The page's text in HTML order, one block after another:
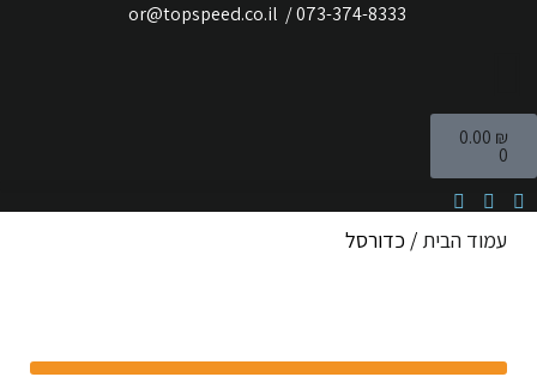
073-374-8333
/
or@topspeed.co.il
0.00 ₪
0
עמוד הבית / כדורסל